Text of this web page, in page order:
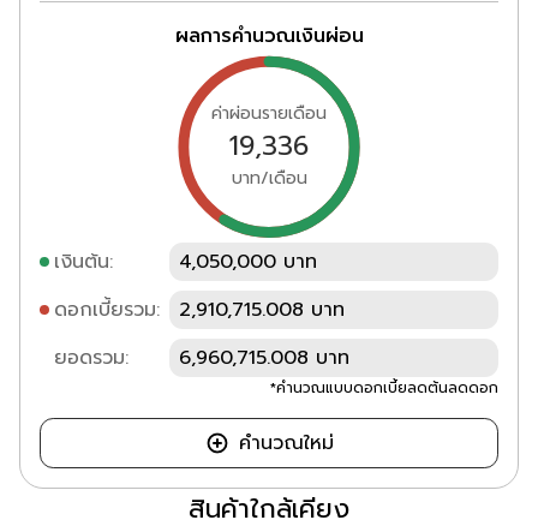
ผลการคำนวณเงินผ่อน
ค่าผ่อนรายเดือน
19,336
บาท/เดือน
เงินต้น:
4,050,000 บาท
ดอกเบี้ยรวม:
2,910,715.008 บาท
ยอดรวม:
6,960,715.008 บาท
*คำนวณแบบดอกเบี้ยลดต้นลดดอก
คำนวณใหม่
สินค้าใกล้เคียง